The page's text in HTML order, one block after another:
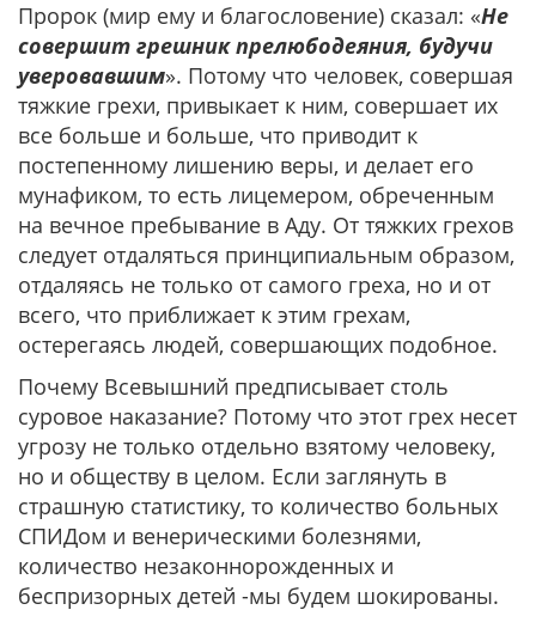
Пророк (мир ему и благословение) сказал: «Не
совершит грешник прелюбодеяния, будучи
уверовавшим». Потому что человек, совершая
тяжкие грехи, привыкает к ним, совершает их
все больше и больше, что приводит к
постепенному лишению веры, и делает его
мунафиком, то есть лицемером, обреченным
на вечное пребывание в Аду. От тяжких грехов
следует отдаляться принципиальным образом,
отдаляясь не только от самого греха, но и от
всего, что приближает к этим грехам,
остерегаясь людей, совершающих подобное.
Почему Всевышний предписывает столь
суровое наказание? Потому что этот грех несет
угрозу не только отдельно взятому человеку,
но и обществу в целом. Если заглянуть в
страшную статистику, то количество больных
СПИДом и венерическими болезнями,
количество незаконнорожденных и
беспризорных детей -мы будем шокированы.